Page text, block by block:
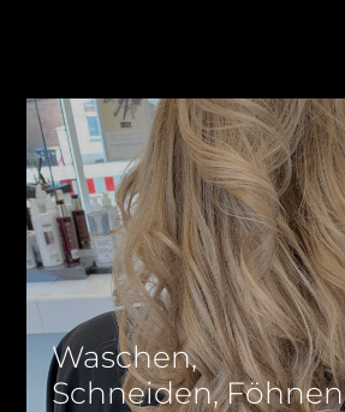
Waschen,
Schneiden, Föhnen